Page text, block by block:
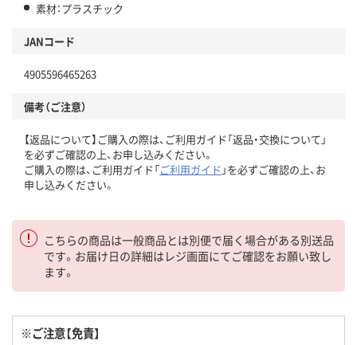
素材：プラスチック
JANコード
4905596465263
備考（ご注意）
【返品について】ご購入の際は、ご利用ガイド「返品・交換について」
を必ずご確認の上、お申し込みください。
ご購入の際は、ご利用ガイド「ご利用ガイド 」を必ずご確認の上、お
申し込みください。
こちらの商品は一般商品とは別便で届く場合がある別送品
です。お届け日の詳細はレジ画面にてご確認をお願い致し
ます。
※ご注意【免責】